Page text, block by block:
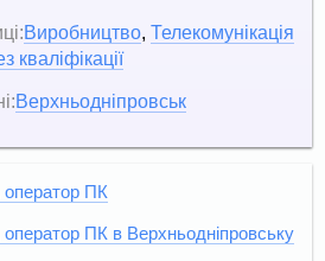
Виробництво,Телекомунікація
кваліфікації
Верхньодніпровськ
оператор ПК
ПК в Верхньодніпровську